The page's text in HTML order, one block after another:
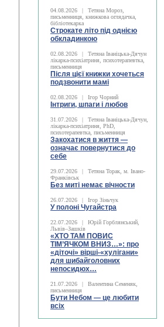
04.08.2026 |
Тетяна Мороз,
письменниця, книжкова оглядачка,
бібліотекарка
Строкате літо під однією
обкладинкою
02.08.2026 |
Тетяна Іваніцька-Дячун
лікарка-психіатриня, психотерапевтка,
письменниця
Після цієї книжки хочеться
подзвонити мамі
02.08.2026 | Ігор Чорний
Інтриги, шпаги і любов
31.07.2026 |
Тетяна Іваніцька-Дячун,
лікарка-психіатриня, PhD,
психотерапевтка, письменниця
Закохатися в життя —
означає повернутися до
себе
29.07.2026 |
Тетяна Торак, м. Івано-
Франківськ
Без миті немає вічности
26.07.2026 | Ігор Зіньчук
У полоні Чугайстра
22.07.2026 |
Юрій Горблянський,
Львів–Зашків
«ХТО ТАМ ПОВИС
ТІМ’ЯЧКОМ ВНИЗ…»: про
«діточі» вірші-«хулігани»
для шибайголовних
непосидюх…
21.07.2026 |
Валентина Семеняк,
письменниця
Бути Небом ― це любити
всіх